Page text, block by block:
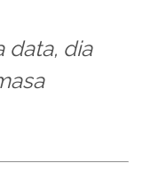
data, dia